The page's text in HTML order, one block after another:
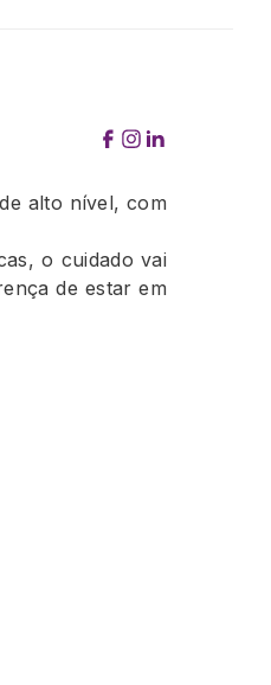
alto nível, com
o cuidado vai
de estar em